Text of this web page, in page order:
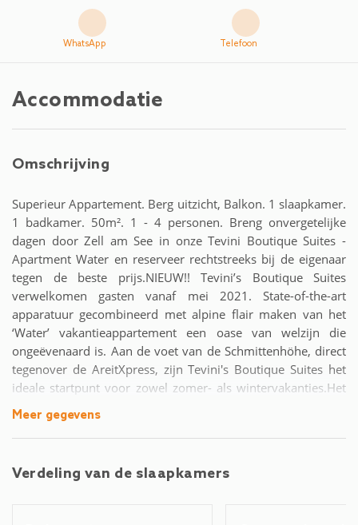
WhatsApp Telefoon
Accommodatie
Omschrijving
Superieur Appartement. Berg uitzicht, Balkon. 1 slaapkamer.
1 badkamer. 50m². 1 - 4 personen. Breng onvergetelijke
dagen door Zell am See in onze Tevini Boutique Suites -
Apartment Water en reserveer rechtstreeks bij de eigenaar
tegen de beste prijs.NIEUW!! Tevini’s Boutique Suites
verwelkomen gasten vanaf mei 2021. State-of-the-art
apparatuur gecombineerd met alpine flair maken van het
‘Water’ vakantieappartement een oase van welzijn die
ongeëvenaard is. Aan de voet van de Schmittenhöhe, direct
tegenover de AreitXpress, zijn Tevini's Boutique Suites het
ideale startpunt voor zowel zomer- als wintervakanties.Het
appartement is voorzien van alles wat een ontspannende
vakantie nodig heeft: op 50m² is er een slaapkamer met een
tweepersoonsbed en een woonkamer met een
moderne badkamer met douche is
Meer gegevens
Verdeling van de slaapkamers